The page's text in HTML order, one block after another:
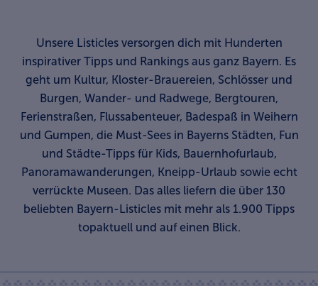
Unsere Listicles versorgen dich mit Hunderten
inspirativer Tipps und Rankings aus ganz Bayern. Es
geht um Kultur, Kloster-Brauereien, Schlösser und
Burgen, Wander- und Radwege, Bergtouren,
Ferienstraßen, Flussabenteuer, Badespaß in Weihern
und Gumpen, die Must-Sees in Bayerns Städten, Fun
und Städte-Tipps für Kids, Bauernhofurlaub,
Panoramawanderungen, Kneipp-Urlaub sowie echt
verrückte Museen. Das alles liefern die über 130
beliebten Bayern-Listicles mit mehr als 1.900 Tipps
topaktuell und auf einen Blick.